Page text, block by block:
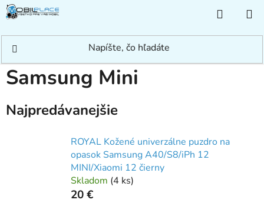
Prejsť
na
KOŠÍK
Samsung Iné Samsung
Samsung Mini
Najpredávanejšie
ROYAL Kožené univerzálne puzdro na
opasok Samsung A40/S8/iPh 12
MINI/Xiaomi 12 čierny
Skladom (4 ks)
20 €